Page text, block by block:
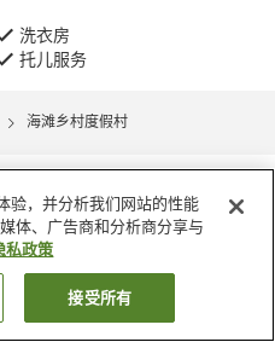
洗衣房
托儿服务
海滩乡村度假村
房
验，并分析我们网站的性能
体、广告商和分析商分享与
私政策
接受所有